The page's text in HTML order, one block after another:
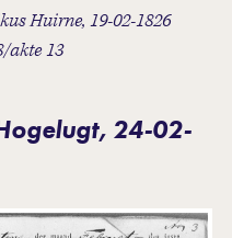
Huirne, 19-02-1826
akte 13
24-02-